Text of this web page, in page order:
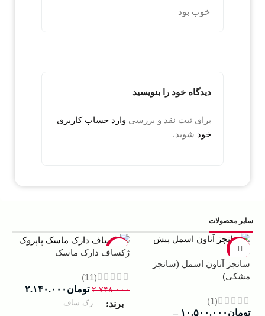
خوب بود
دیدگاه خود را بنویسید
برای ثبت نقد و بررسی وارد حساب کاربری
خود شوید.
سایر محصولات
-13%
سانچز آناون اسمل (سانچز
مشکی)
(1)
تومان ۱۰.۵۰۰.۰۰۰ –
-22%
ژکساف دارک ماسک
(11)
۲.۷۴۸.۰۰۰ تومان ۲.۱۴۰.۰۰۰
برند
ژک ساف